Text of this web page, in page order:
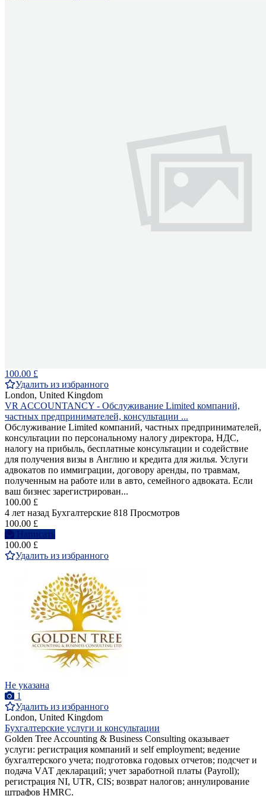
100.00 £
Удалить из избранного
London, United Kingdom
VR ACCOUNTANCY - Обслуживание Limited компаний,
частных предпринимателей, консультации ...
Обслуживание Limited компаний, частных предпринимателей,
консультации по персональному налогу директора, НДС,
налогу на прибыль, бесплатные консультации и содействие
для получения визы в Англию и кредита для жилья. Услуги
адвокатов по иммиграции, договору аренды, по травмам,
полученным на работе или в авто, семейного адвоката. Если
ваш бизнес зарегистрирован...
100.00 £
4 лет назад Бухгалтерские 818 Просмотров
100.00 £
Написать
100.00 £
Удалить из избранного
Не указана
1
Удалить из избранного
London, United Kingdom
Бухгалтерские услуги и консультации
Golden Tree Accounting & Business Consulting оказывает
услуги: регистрация компаний и self employment; ведение
бухгалтерского учета; подготовка годовых отчетов; подсчет и
подача VАТ деклараций; учет заработной платы (Payroll);
регистрация NI, UTR, CIS; возврат налогов; аннулирование
штрафов HMRC.